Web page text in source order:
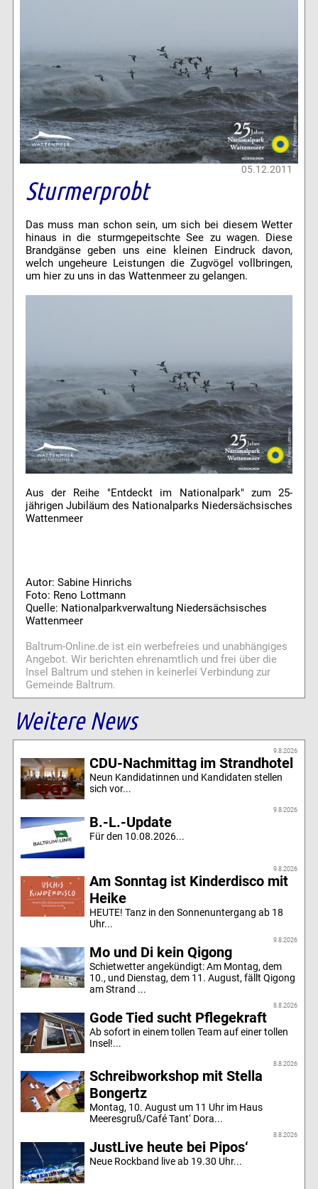
05.12.2011
Sturmerprobt
Das muss man schon sein, um sich bei diesem Wetter
hinaus in die sturmgepeitschte See zu wagen. Diese
Brandgänse geben uns eine kleinen Eindruck davon,
welch ungeheure Leistungen die Zugvögel vollbringen,
um hier zu uns in das Wattenmeer zu gelangen.
Aus der Reihe "Entdeckt im Nationalpark" zum 25-
jährigen Jubiläum des Nationalparks Niedersächsisches
Wattenmeer
Autor: Sabine Hinrichs
Foto: Reno Lottmann
Quelle: Nationalparkverwaltung Niedersächsisches
Wattenmeer
Baltrum-Online.de ist ein werbefreies und unabhängiges
Angebot. Wir berichten ehrenamtlich und frei über die
Insel Baltrum und stehen in keinerlei Verbindung zur
Gemeinde Baltrum.
Weitere News
9.8.2026
CDU-Nachmittag im Strandhotel
Neun Kandidatinnen und Kandidaten stellen
sich vor...
9.8.2026
B.-L.-Update
Für den 10.08.2026...
9.8.2026
Am Sonntag ist Kinderdisco mit
Heike
HEUTE! Tanz in den Sonnenuntergang ab 18
Uhr...
9.8.2026
Mo und Di kein Qigong
Schietwetter angekündigt: Am Montag, dem
10., und Dienstag, dem 11. August, fällt Qigong
am Strand ...
8.8.2026
Gode Tied sucht Pflegekraft
Ab sofort in einem tollen Team auf einer tollen
Insel!...
8.8.2026
Schreibworkshop mit Stella
Bongertz
Montag, 10. August um 11 Uhr im Haus
Meeresgruß/Café Tant‘ Dora...
8.8.2026
JustLive heute bei Pipos‘
Neue Rockband live ab 19.30 Uhr...